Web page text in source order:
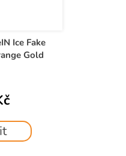
Ice Fake
Gold